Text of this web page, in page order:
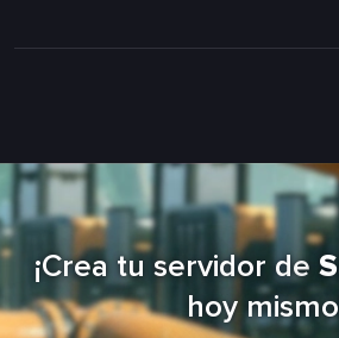
¡Crea tu servidor de
hoy